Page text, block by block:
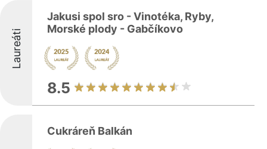
Laureáti
Jakusi spol sro - Vinotéka, Ryby,
Morské plody - Gabčíkovo
8.5
Cukráreň Balkán